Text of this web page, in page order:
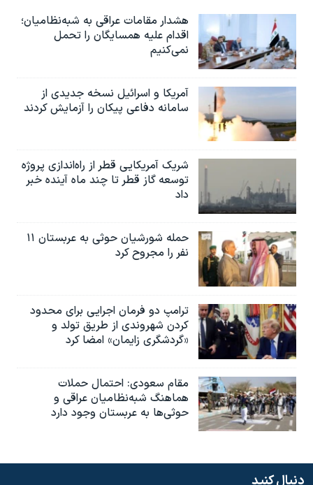
هشدار مقامات عراقی به شبه‌نظامیان؛
اقدام علیه همسایگان را تحمل
نمی‌کنیم
آمریکا و اسرائیل نسخه جدیدی از
سامانه دفاعی پیکان را آزمایش کردند
شریک آمریکایی قطر از راه‌اندازی پروژه
توسعه گاز قطر تا چند ماه آینده خبر
داد
حمله شورشیان حوثی به عربستان ۱۱
نفر را مجروح کرد
ترامپ دو فرمان اجرایی برای محدود
کردن شهروندی از طریق تولد و
«گردشگری زایمان» امضا کرد
مقام سعودی: احتمال حملات
هماهنگ شبه‌نظامیان عراقی و
حوثی‌ها به عربستان وجود دارد